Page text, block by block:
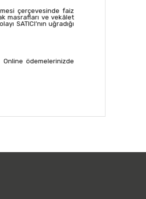
çerçevesinde faiz
masrafları ve vekâlet
SATICI’nın uğradığı
ödemelerinizde